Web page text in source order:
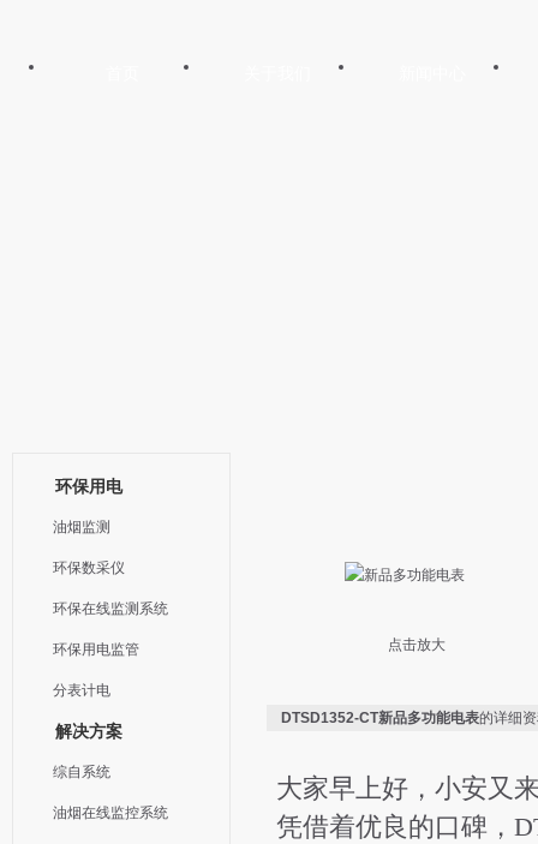
环保用电
油烟监测
环保数采仪
环保在线监测系统
环保用电监管
分表计电
解决方案
综自系统
油烟在线监控系统
点击放大
DTSD1352-CT新品多功能电表的详细
大家早上好，小安又
凭借着优良的口碑，